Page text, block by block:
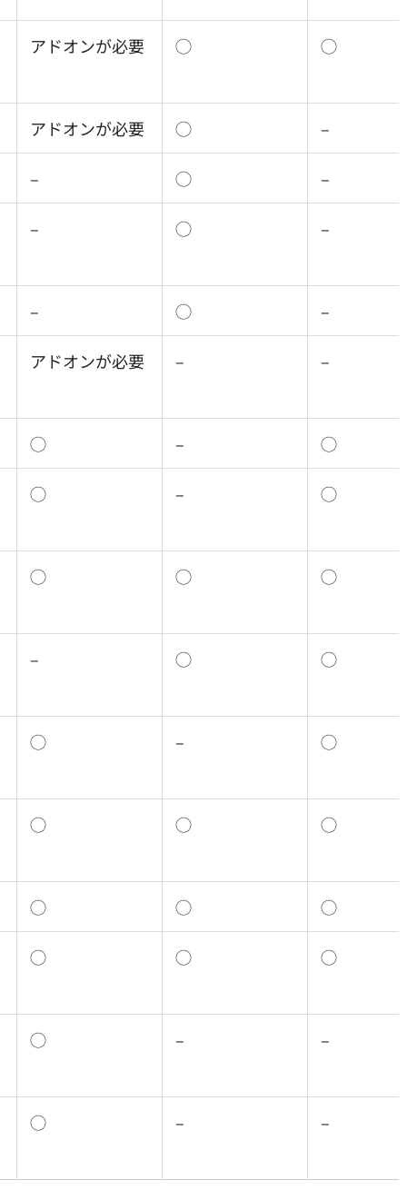
アドオンが必要 ◯ ◯
アドオンが必要 ◯ –
– ◯ –
– ◯ –
– ◯ –
アドオンが必要 – –
◯ – ◯
◯ – ◯
◯ ◯ ◯
– ◯ ◯
◯ – ◯
◯ ◯ ◯
◯ ◯ ◯
◯ ◯ ◯
◯ – –
◯ – –